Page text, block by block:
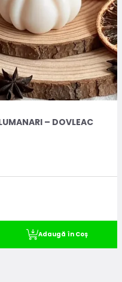
– DOVLEAC
Adaugă în Coș